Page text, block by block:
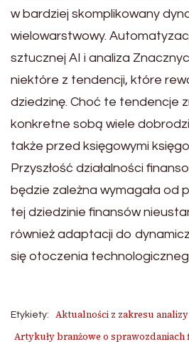
w bardziej skomplikowany
wielowarstwowy.
sztucznej AI i analiza
niektóre z tendencji, które
dziedzinę. Choć te tendencje
konkretne sobą wiele
także przed księgowymi
Przyszłość działalności
będzie zależna wymagała od
tej dziedzinie finansów
również adaptacji do
się otoczenia
Etykiety:
Aktualności z zakresu
Artykuły branżowe o sprawozdaniach